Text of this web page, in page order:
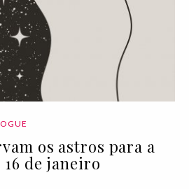
os astros para a
16 de janeiro